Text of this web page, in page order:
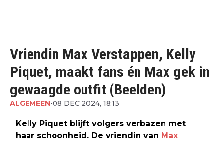
Vriendin Max Verstappen, Kelly
Piquet, maakt fans én Max gek in
gewaagde outfit (Beelden)
ALGEMEEN•08 DEC 2024, 18:13
Kelly Piquet blijft volgers verbazen met
haar schoonheid. De vriendin van Max